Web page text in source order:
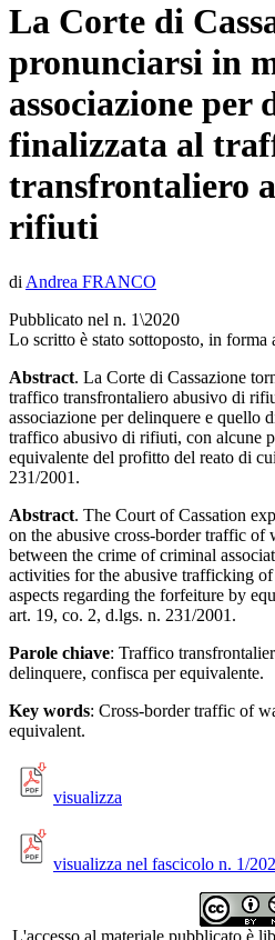
La Corte di
pronunciarsi in
associazione per
finalizzata al
transfrontaliero
rifiuti
di Andrea FRANCO
Pubblicato nel n. 1\2020
Lo scritto è stato sottoposto, in
Abstract. La Corte di Cassazione
traffico transfrontaliero abusivo di
associazione per delinquere e quello
traffico abusivo di rifiuti, con alcune
equivalente del profitto del reato di
231/2001.
Abstract. The Court of Cassation
on the abusive cross-border traffic of
between the crime of criminal
activities for the abusive trafficking
aspects regarding the forfeiture by
art. 19, co. 2, d.lgs. n. 231/2001.
Parole chiave: Traffico
delinquere, confisca per equivalente.
Key words: Cross-border traffic of
equivalent.
visualizza
visualizza nel fascicolo n. 1/
L'accesso al materiale pubblicato è